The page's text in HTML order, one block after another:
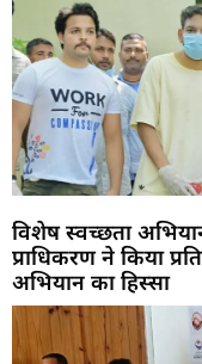
विशेष स्वच्छता
प्राधिकरण ने किया
अभियान का हिस्सा